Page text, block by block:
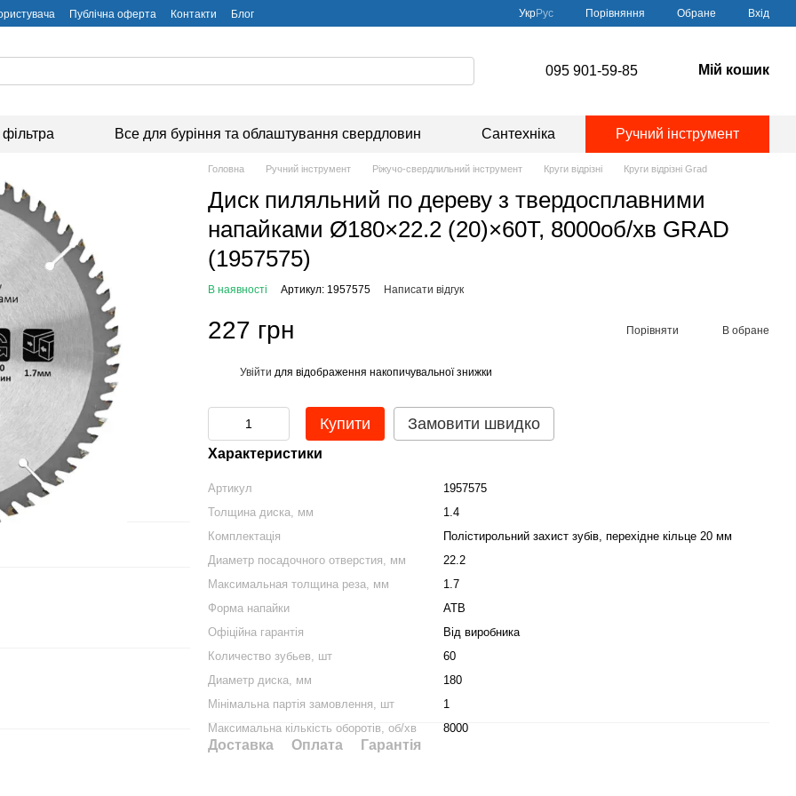
Публічна оферта Контакти Блог УкрРус Порівняння Обране Вхід
095 901-59-85 Мій кошик
Все для буріння та облаштування свердловин Сантехніка Ручний інструмент
Головна Ручний інструмент Ріжучо-свердлильний інструмент Круги відрізні Круги відрізні Grad
Диск пиляльний по дереву з твердосплавними
напайками Ø180×22.2 (20)×60Т, 8000об/хв GRAD
(1957575)
В наявності Артикул: 1957575 Написати відгук
227 грн Порівняти В обране
Увійти для відображення накопичувальної знижки
Купити Замовити швидко
Характеристики
Артикул
1957575
Толщина диска, мм
1.4
Комплектація
Полістирольний захист зубів, перехідне кільце 20 мм
Диаметр посадочного отверстия, мм
22.2
Максимальная толщина реза, мм
1.7
Форма напайки
ATB
Офіційна гарантія
Від виробника
Количество зубьев, шт
60
Диаметр диска, мм
180
Мінімальна партія замовлення, шт
1
Максимальна кількість оборотів, об/хв
8000
Доставка Оплата Гарантія